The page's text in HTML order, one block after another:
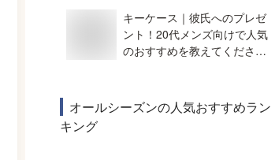
キーケース｜彼氏へのプレゼ
ント！20代メンズ向けで人気
のおすすめを教えてくださ
オールシーズンの人気おすすめラン
キング